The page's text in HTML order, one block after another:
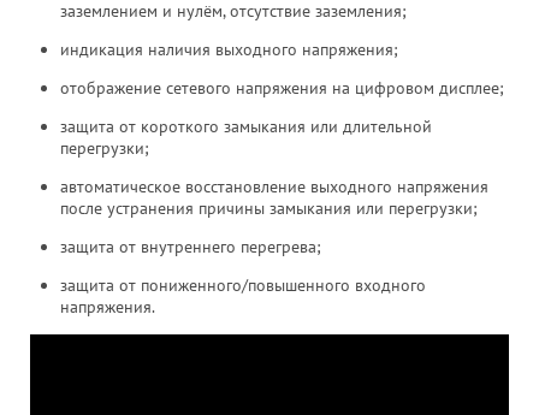
заземлением и нулём, отсутствие заземления;
индикация наличия выходного напряжения;
отображение сетевого напряжения на цифровом дисплее;
защита от короткого замыкания или длительной
перегрузки;
автоматическое восстановление выходного напряжения
после устранения причины замыкания или перегрузки;
защита от внутреннего перегрева;
защита от пониженного/повышенного входного
напряжения.